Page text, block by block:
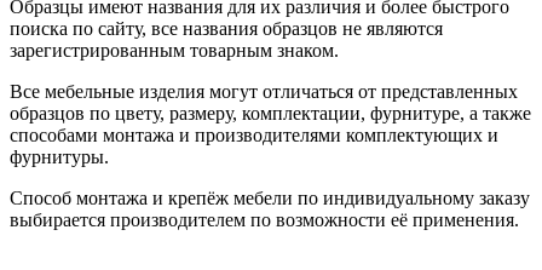
Образцы имеют названия для их различия и более быстрого
поиска по сайту, все названия образцов не являются
зарегистрированным товарным знаком.
Все мебельные изделия могут отличаться от представленных
образцов по цвету, размеру, комплектации, фурнитуре, а также
способами монтажа и производителями комплектующих и
фурнитуры.
Способ монтажа и крепёж мебели по индивидуальному заказу
выбирается производителем по возможности её применения.